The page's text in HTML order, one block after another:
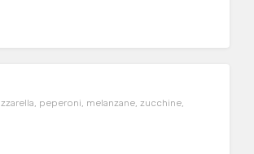
peperoni, melanzane, zucchine,